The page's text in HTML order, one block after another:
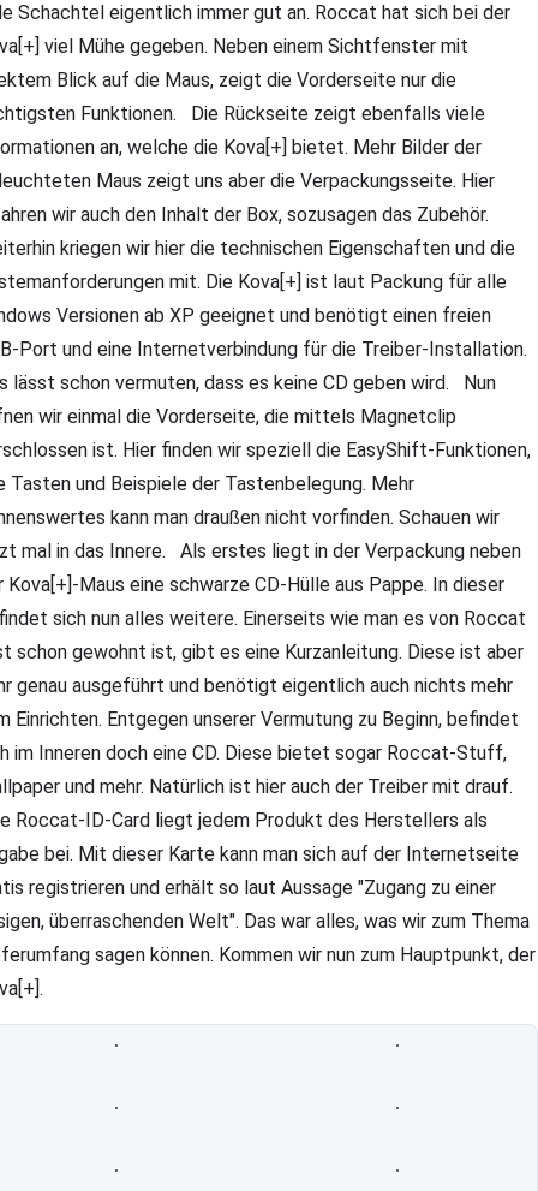
Schachtel eigentlich immer gut an. Roccat hat sich bei der
viel Mühe gegeben. Neben einem Sichtfenster mit
Blick auf die Maus, zeigt die Vorderseite nur die
Funktionen. Die Rückseite zeigt ebenfalls viele
an, welche die Kova[+] bietet. Mehr Bilder der
Maus zeigt uns aber die Verpackungsseite. Hier
wir auch den Inhalt der Box, sozusagen das Zubehör.
kriegen wir hier die technischen Eigenschaften und die
mit. Die Kova[+] ist laut Packung für alle
Versionen ab XP geeignet und benötigt einen freien
Port und eine Internetverbindung für die Treiber-Installation.
lässt schon vermuten, dass es keine CD geben wird. Nun
wir einmal die Vorderseite, die mittels Magnetclip
ist. Hier finden wir speziell die EasyShift-Funktionen,
Tasten und Beispiele der Tastenbelegung. Mehr
kann man draußen nicht vorfinden. Schauen wir
mal in das Innere. Als erstes liegt in der Verpackung neben
Kova[+]-Maus eine schwarze CD-Hülle aus Pappe. In dieser
sich nun alles weitere. Einerseits wie man es von Roccat
schon gewohnt ist, gibt es eine Kurzanleitung. Diese ist aber
genau ausgeführt und benötigt eigentlich auch nichts mehr
Einrichten. Entgegen unserer Vermutung zu Beginn, befindet
im Inneren doch eine CD. Diese bietet sogar Roccat-Stuff,
und mehr. Natürlich ist hier auch der Treiber mit drauf.
Roccat-ID-Card liegt jedem Produkt des Herstellers als
bei. Mit dieser Karte kann man sich auf der Internetseite
registrieren und erhält so laut Aussage "Zugang zu einer
überraschenden Welt". Das war alles, was wir zum Thema
sagen können. Kommen wir nun zum Hauptpunkt, der